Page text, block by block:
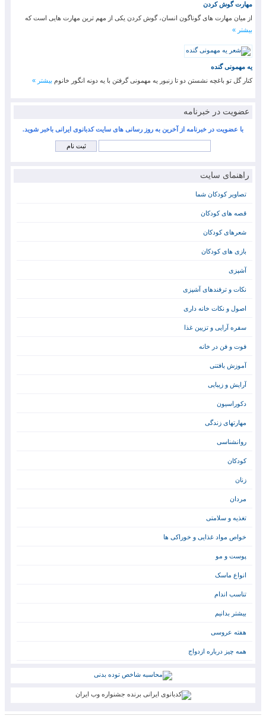
مهارت گوش کردن
از میان مهارت های گوناگون انسان، گوش کردن یکی از مهم ترین مهارت هایی است که
بیشتر »
یه مهمونی گنده
کنار گل تو باغچه نشستن دو تا زنبور یه مهمونی گرفتن با یه دونه انگور خانوم بیشتر »
عضویت در خبرنامه
با عضویت در خبرنامه از آخرین به روز رسانی های سایت کدبانوی ایرانی باخبر شوید.
راهنمای سایت
تصاویر کودکان شما
قصه های کودکان
شعرهای کودکان
بازی های کودکان
آشپزی
نکات و ترفندهای آشپزی
اصول و نکات خانه داری
سفره آرایی و تزیین غذا
فوت و فن در خانه
آموزش بافتنی
آرایش و زیبایی
دکوراسیون
مهارتهای زندگی
روانشناسی
کودکان
زنان
مردان
تغذیه و سلامتی
خواص مواد غذایی و خوراکی ها
پوست و مو
انواع ماسک
تناسب اندام
بیشتر بدانیم
هفته عروسی
همه چیز درباره ازدواج